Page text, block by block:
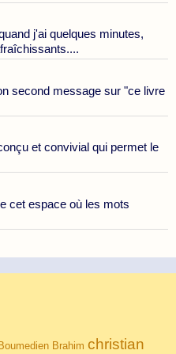
j'ai quelques minutes,
second message sur "ce livre
et convivial qui permet le
cet espace où les mots
Boumedien Brahim christian